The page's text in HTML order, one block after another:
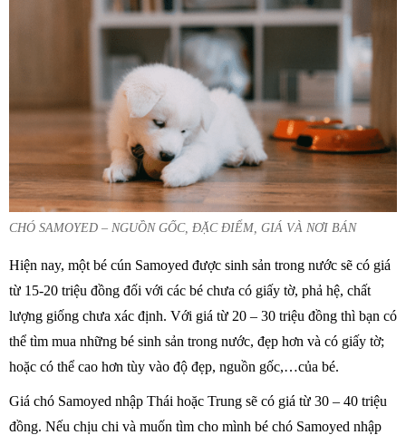
CHÓ SAMOYED – NGUỒN GỐC, ĐẶC ĐIỂM, GIÁ VÀ NƠI BÁN
Hiện nay, một bé cún Samoyed được sinh sản trong nước sẽ có giá
từ 15-20 triệu đồng đối với các bé chưa có giấy tờ, phả hệ, chất
lượng giống chưa xác định. Với giá từ 20 – 30 triệu đồng thì bạn có
thể tìm mua những bé sinh sản trong nước, đẹp hơn và có giấy tờ;
hoặc có thể cao hơn tùy vào độ đẹp, nguồn gốc,…của bé.
Giá chó Samoyed nhập Thái hoặc Trung sẽ có giá từ 30 – 40 triệu
đồng. Nếu chịu chi và muốn tìm cho mình bé chó Samoyed nhập